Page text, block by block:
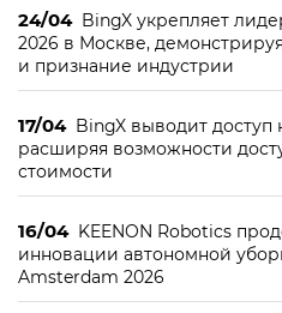
24/04 BingX укрепляет
2026 в Москве,
и признание индустрии
17/04 BingX выводит доступ
расширяя возможности
стоимости
16/04 KEENON Robotics
инновации автономной
Amsterdam 2026